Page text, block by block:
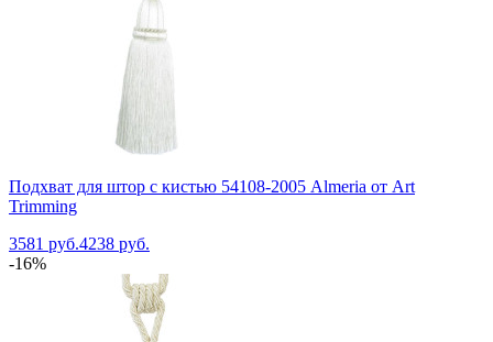
Подхват для штор с кистью 54108-2005 Almeria от Art
Trimming
3581 руб.4238 руб.
-16%